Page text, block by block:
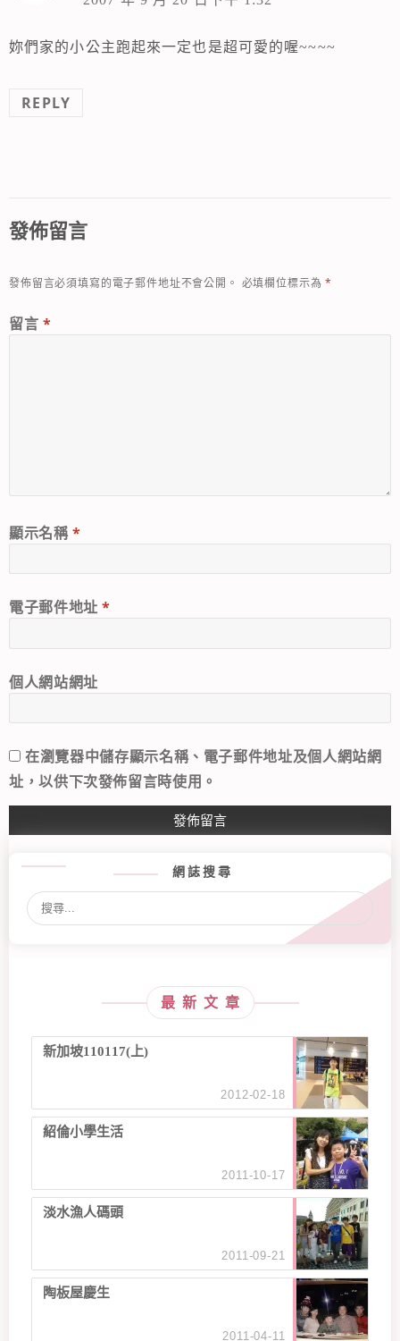
妳們家的小公主跑起來一定也是超可愛的喔~~~~
REPLY
發佈留言
發佈留言必須填寫的電子郵件地址不會公開。 必填欄位標示為*
留言 *
顯示名稱*
電子郵件地址*
個人網站網址
在瀏覽器中儲存顯示名稱、電子郵件地址及個人網站網
址，以供下次發佈留言時使用。
網誌搜尋
最新文章
新加坡110117(上)
2012-02-18
紹倫小學生活
2011-10-17
淡水漁人碼頭
2011-09-21
陶板屋慶生
2011-04-11